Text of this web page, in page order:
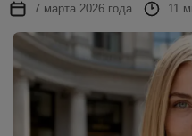
7 марта 2026 года 11